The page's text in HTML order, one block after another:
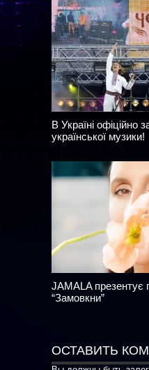
В Україні офіційно
української музики!
JAMALA презентує
“Замовкни”
ОСТАВИТЬ